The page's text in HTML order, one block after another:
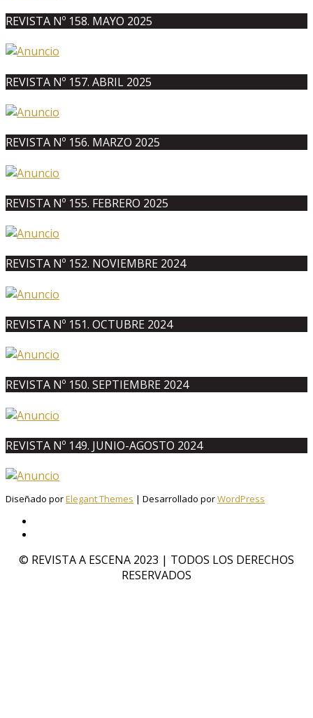
REVISTA Nº 158. MAYO 2025
REVISTA Nº 157. ABRIL 2025
REVISTA Nº 156. MARZO 2025
REVISTA Nº 155. FEBRERO 2025
REVISTA Nº 152. NOVIEMBRE 2024
REVISTA Nº 151. OCTUBRE 2024
REVISTA Nº 150. SEPTIEMBRE 2024
REVISTA Nº 149. JUNIO-AGOSTO 2024
Diseñado porElegant Themes | Desarrollado porWordPress
© REVISTA A ESCENA 2023 | TODOS LOS DERECHOS
RESERVADOS